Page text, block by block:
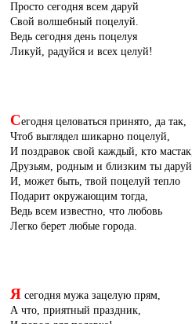
Просто сегодня всем даруй
Свой волшебный поцелуй.
Ведь сегодня день поцелуя
Ликуй, радуйся и всех целуй!
Сегодня целоваться принято, да так,
Чтоб выглядел шикарно поцелуй,
И поздравок свой каждый, кто мастак,
Друзьям, родным и близким ты даруй.
И, может быть, твой поцелуй тепло
Подарит окружающим тогда,
Ведь всем известно, что любовь
Легко берет любые города.
Ясегодня мужа зацелую прям,
А что, приятный праздник,